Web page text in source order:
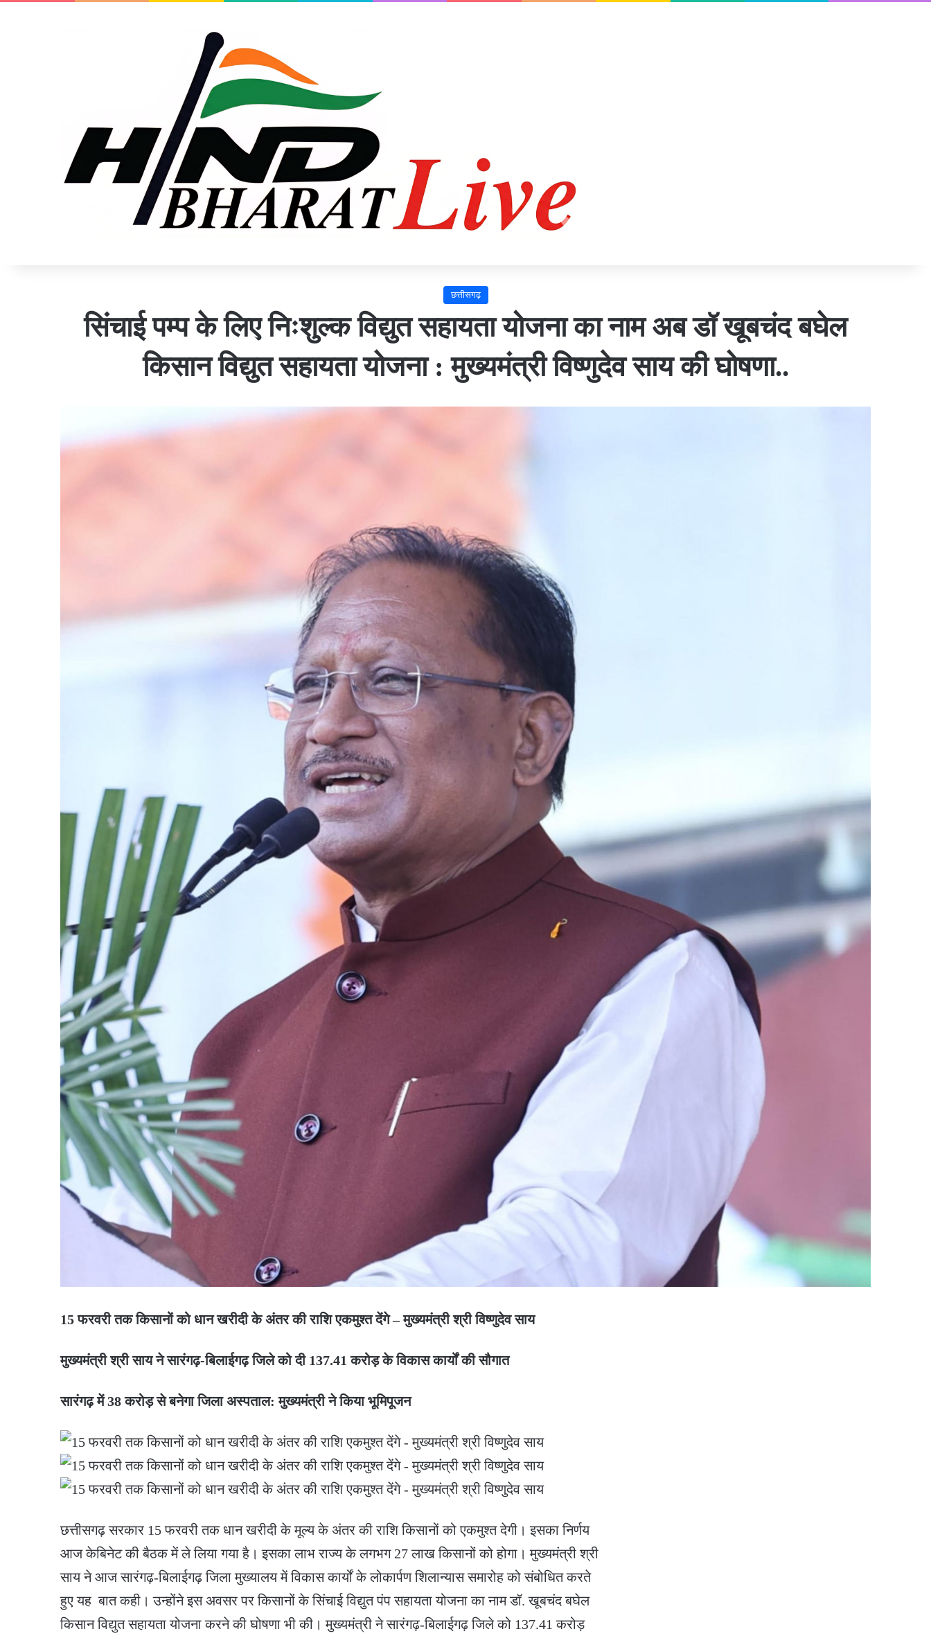
छत्तीसगढ़
सिंचाई पम्प के लिए निःशुल्क विद्युत सहायता योजना का नाम अब डॉ खूबचंद बघेल
किसान विद्युत सहायता योजना : मुख्यमंत्री विष्णुदेव साय की घोषणा..
15 फरवरी तक किसानों को धान खरीदी के अंतर की राशि एकमुश्त देंगे – मुख्यमंत्री श्री विष्णुदेव साय
मुख्यमंत्री श्री साय ने सारंगढ़-बिलाईगढ़ जिले को दी 137.41 करोड़ के विकास कार्यों की सौगात
सारंगढ़ में 38 करोड़ से बनेगा जिला अस्पताल: मुख्यमंत्री ने किया भूमिपूजन
छत्तीसगढ़ सरकार 15 फरवरी तक धान खरीदी के मूल्य के अंतर की राशि किसानों को एकमुश्त देगी। इसका निर्णय
आज केबिनेट की बैठक में ले लिया गया है। इसका लाभ राज्य के लगभग 27 लाख किसानों को होगा। मुख्यमंत्री श्री
साय ने आज सारंगढ़-बिलाईगढ़ जिला मुख्यालय में विकास कार्यों के लोकार्पण शिलान्यास समारोह को संबोधित करते
हुए यह बात कही। उन्होंने इस अवसर पर किसानों के सिंचाई विद्युत पंप सहायता योजना का नाम डॉ. खूबचंद बघेल
किसान विद्युत सहायता योजना करने की घोषणा भी की। मुख्यमंत्री ने सारंगढ़-बिलाईगढ़ जिले को 137.41 करोड़